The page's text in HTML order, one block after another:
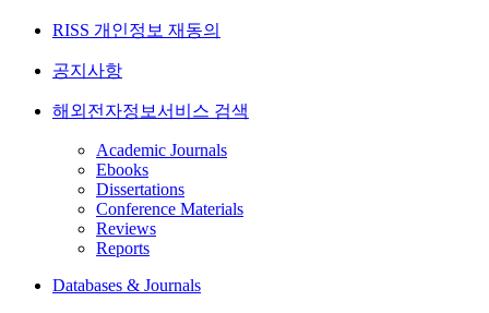
RISS 개인정보 재동의
공지사항
해외전자정보서비스 검색
Academic Journals
Ebooks
Dissertations
Conference Materials
Reviews
Reports
Databases & Journals